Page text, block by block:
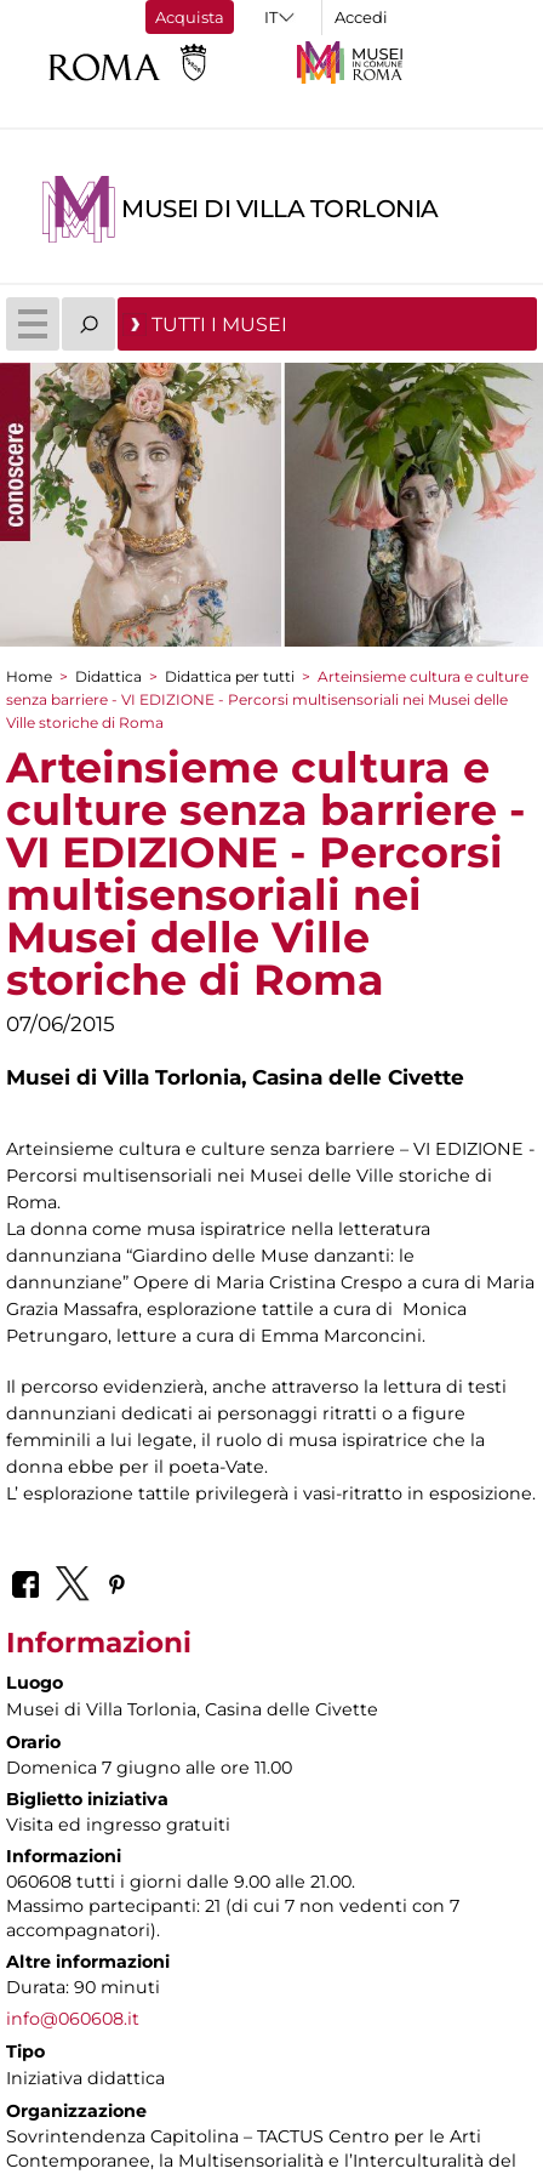
Acquista Accedi
MUSEI DI VILLA TORLONIA
TUTTI I MUSEI
Tu sei qui
Home > Didattica > Didattica per tutti > Arteinsieme cultura e culture
senza barriere - VI EDIZIONE - Percorsi multisensoriali nei Musei delle
Ville storiche di Roma
Arteinsieme cultura e
culture senza barriere -
VI EDIZIONE - Percorsi
multisensoriali nei
Musei delle Ville
storiche di Roma
07/06/2015
Musei di Villa Torlonia, Casina delle Civette
Arteinsieme cultura e culture senza barriere – VI EDIZIONE -
Percorsi multisensoriali nei Musei delle Ville storiche di
Roma.
La donna come musa ispiratrice nella letteratura
dannunziana “Giardino delle Muse danzanti: le
dannunziane” Opere di Maria Cristina Crespo a cura di Maria
Grazia Massafra, esplorazione tattile a cura di Monica
Petrungaro, letture a cura di Emma Marconcini.
Il percorso evidenzierà, anche attraverso la lettura di testi
dannunziani dedicati ai personaggi ritratti o a figure
femminili a lui legate, il ruolo di musa ispiratrice che la
donna ebbe per il poeta-Vate.
L’ esplorazione tattile privilegerà i vasi-ritratto in esposizione.
Informazioni
Luogo
Musei di Villa Torlonia, Casina delle Civette
Orario
Domenica 7 giugno alle ore 11.00
Biglietto iniziativa
Visita ed ingresso gratuiti
Informazioni
060608 tutti i giorni dalle 9.00 alle 21.00.
Massimo partecipanti: 21 (di cui 7 non vedenti con 7
accompagnatori).
Altre informazioni
Durata: 90 minuti
info@060608.it
Tipo
Iniziativa didattica
Organizzazione
Sovrintendenza Capitolina – TACTUS Centro per le Arti
Contemporanee, la Multisensorialità e l’Interculturalità del